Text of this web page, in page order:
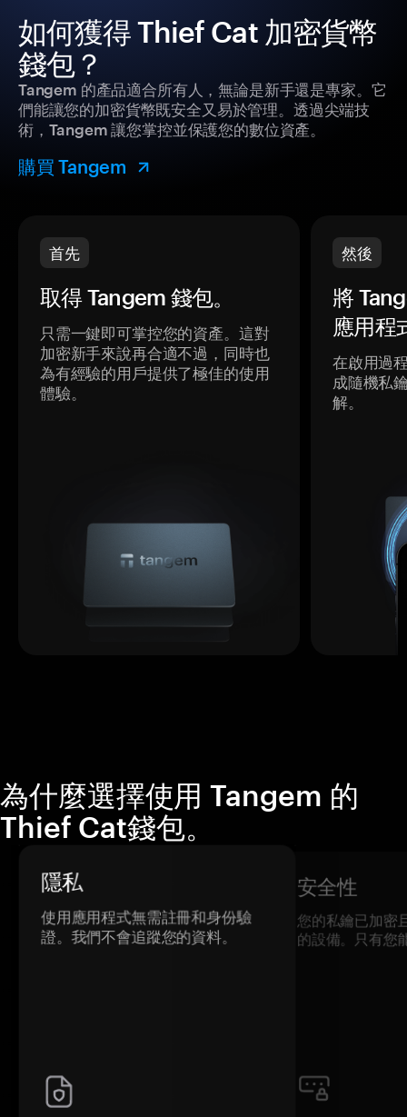
如何獲得 Thief Cat 加密貨幣
錢包？
Tangem 的產品適合所有人，無論是新手還是專家。它
們能讓您的加密貨幣既安全又易於管理。透過尖端技
術，Tangem 讓您掌控並保護您的數位資產。
購買 Tangem
首先
取得 Tangem 錢包。
只需一鍵即可掌控您的資產。這對
加密新手來說再合適不過，同時也
為有經驗的用戶提供了極佳的使用
體驗。
然後
將
應用程
在啟用過
成隨機私
解。
為什麼選擇使用 Tangem 的
Thief Cat錢包。
隱私
使用應用程式無需註冊和身份驗
證。我們不會追蹤您的資料。
安全性
您的私鑰已加密
的設備。只有您